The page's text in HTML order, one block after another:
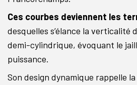
Ces courbes deviennent les
desquelles s’élance la verticalité
demi-cylindrique, évoquant le
puissance.
Son design dynamique rappelle